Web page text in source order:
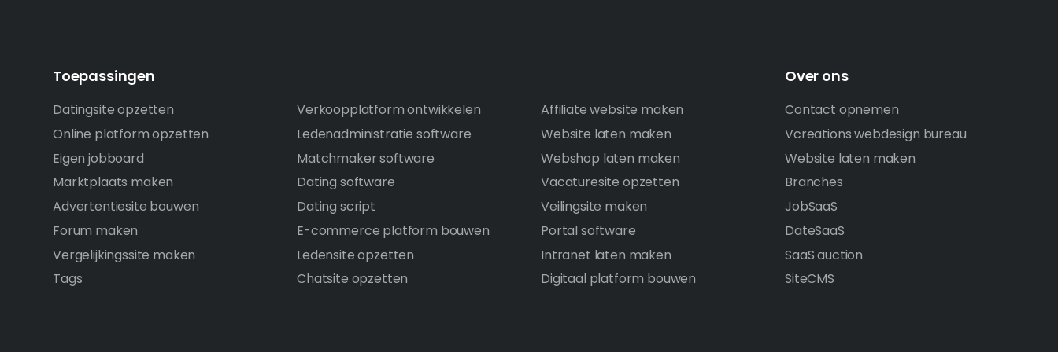
Toepassingen
Datingsite opzetten
Online platform opzetten
Eigen jobboard
Marktplaats maken
Advertentiesite bouwen
Forum maken
Vergelijkingssite maken
Tags
Verkoopplatform ontwikkelen
Ledenadministratie software
Matchmaker software
Dating software
Dating script
E-commerce platform bouwen
Ledensite opzetten
Chatsite opzetten
Affiliate website maken
Website laten maken
Webshop laten maken
Vacaturesite opzetten
Veilingsite maken
Portal software
Intranet laten maken
Digitaal platform bouwen
Over ons
Contact opnemen
Vcreations webdesign bureau
Website laten maken
Branches
JobSaaS
DateSaaS
SaaS auction
SiteCMS